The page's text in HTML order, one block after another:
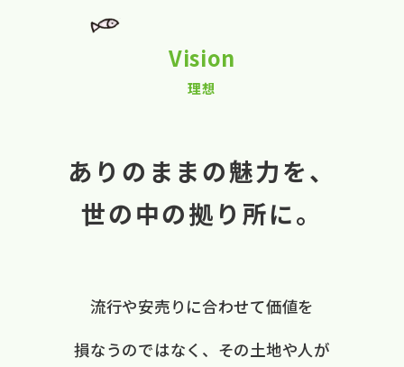
Vision
理想
ありのままの魅力を、
世の中の拠り所に。
流行や​安売りに​合わせて​価値を​
損なうのではなく、 ​その​土地や​人が​